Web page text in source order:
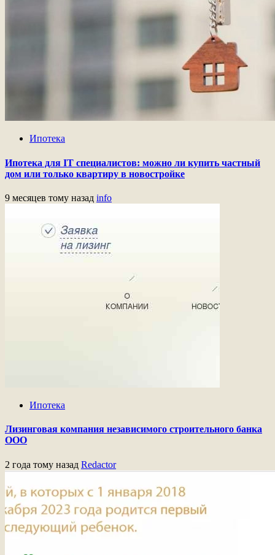
Ипотека
Ипотека для IT специалистов: можно ли купить частный
дом или только квартиру в новостройке
9 месяцев тому назад info
Ипотека
Лизинговая компания независимого строительного банка
ООО
2 года тому назад Redactor